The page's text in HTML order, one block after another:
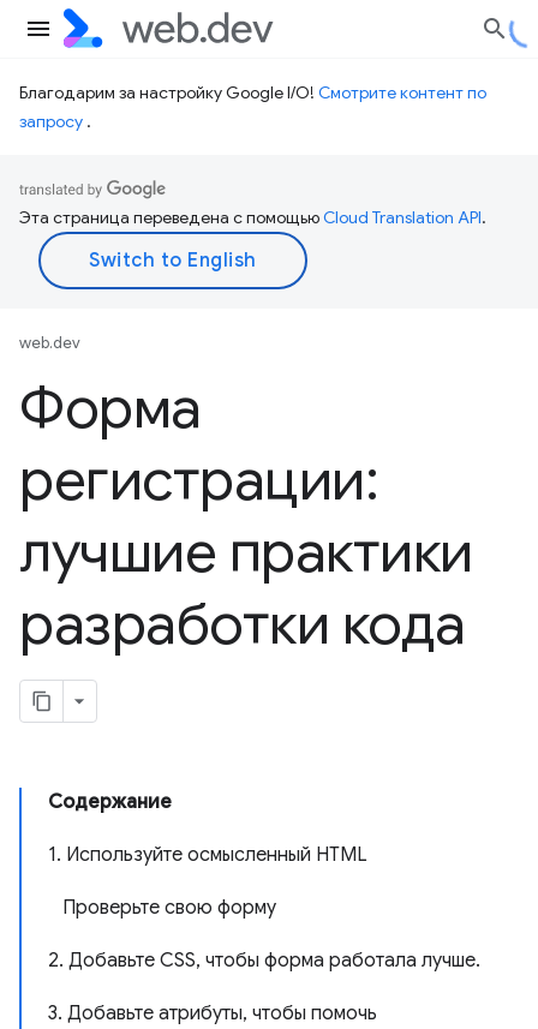
Благодарим за настройку Google I/O! Смотрите контент по
запросу .
Эта страница переведена с помощьюCloud Translation API.
web.dev
Форма
регистрации:
лучшие практики
разработки кода
Содержание
1. Используйте осмысленный HTML
Проверьте свою форму
2. Добавьте CSS, чтобы форма работала лучше.
3. Добавьте атрибуты, чтобы помочь